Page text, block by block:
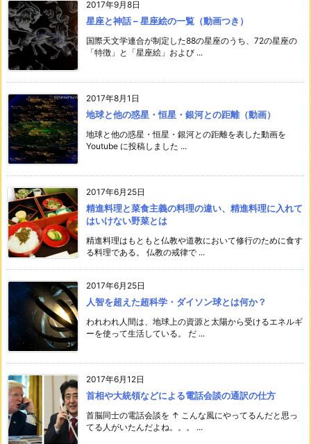
2017年9月8日
星座と神話 – 星座絵の一覧（動画つき）
国際天文学連合が制定した88の星座のうち、72の星座の
「特徴」と「星座絵」および ...
2017年8月1日
地球と他の惑星・恒星・銀河との距離（動画）
地球と他の惑星・恒星・銀河との距離を表した動画を
Youtube に投稿しました ...
2017年6月25日
精進料理と菜食主義の料理の違い、精進料理に入れて
はいけない野菜とは
精進料理はもともと仏教や道教において修行のために食す
る料理である。 仏教の戒律で ...
2017年6月25日
人智を超えた超科学・ダイソン球とは何か？
われわれ人間は、地球上の資源と太陽から受けるエネルギ
ーを使って生活している。 だ ...
2017年6月12日
首相や大統領などによる電話会談の通訳の仕方
首脳同士の電話会談を ↑ こんな風にやってるんだと思っ
てる人がいたんだよね。。。 ...